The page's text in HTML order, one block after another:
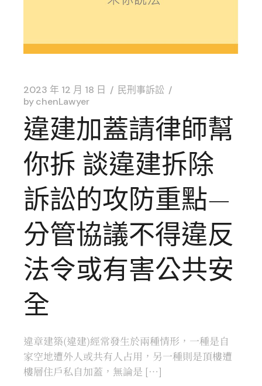
2023 年 12 月 18 日
民刑事訴訟
bychenLawyer
違建加蓋請律師幫
你拆 談違建拆除
訴訟的攻防重點—
分管協議不得違反
法令或有害公共安
全
違章建築(違建)經常發生於兩種情形，一種是自
家空地遭外人或共有人占用，另一種則是頂樓遭
樓層住戶私自加蓋，無論是 […]